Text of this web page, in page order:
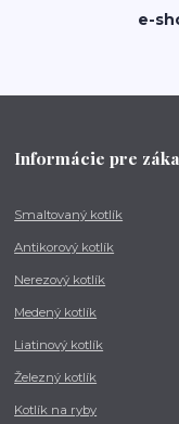
e-
Informácie pre
Smaltovaný kotlík
Antikorový kotlík
Nerezový kotlík
Medený kotlík
Liatinový kotlík
Železný kotlík
Kotlík na ryby